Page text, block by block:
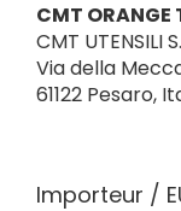
CMT ORANGE
CMT UTENSILI
Via della
61122 Pesaro,
Importeur /